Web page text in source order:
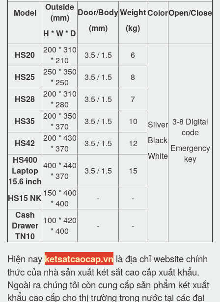
Model
Outside
(mm)
H * W * D
Door/Body
(mm)
Weight
(kg)
ColorOpen/Close
HS20
200 * 310
* 210
3.5 / 1.5 6
Silver
Black
White
3-8 Digital
code
Emergency
key
HS25
250 * 350
* 250
3.5 / 1.5
8
HS28
200 * 310
* 280
3.5 / 1.5
7
HS35
200 * 350
* 370
3.5 / 1.5
10
HS42
200 * 430
* 370
3.5 / 1.5
12
HS400
Laptop
15.6 inch
400 * 440
* 370
3.5 / 1.5 15
HS15 NK 150 * 400
* 400
-
-
Cash
Drawer
TN10
100 * 420
* 400
- -
Hiện nay ketsatcaocap.vn là địa chỉ website chính
thức của nhà sản xuất két sắt cao cấp xuất khẩu.
Ngoài ra chúng tôi còn cung cấp sản phẩm két xuất
khẩu cao cấp cho thị trường trong nước tại các đại